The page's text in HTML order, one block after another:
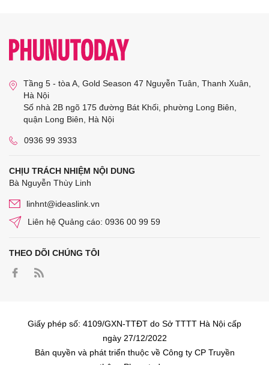
Tầng 5 - tòa A, Gold Season 47 Nguyễn Tuân, Thanh Xuân,
Hà Nội
Số nhà 2B ngõ 175 đường Bát Khối, phường Long Biên,
quận Long Biên, Hà Nội
0936 99 3933
CHỊU TRÁCH NHIỆM NỘI DUNG
Bà Nguyễn Thùy Linh
linhnt@ideaslink.vn
Liên hệ Quảng cáo: 0936 00 99 59
THEO DÕI CHÚNG TÔI
Giấy phép số: 4109/GXN-TTĐT do Sở TTTT Hà Nội cấp
ngày 27/12/2022
Bản quyền và phát triển thuộc về Công ty CP Truyền